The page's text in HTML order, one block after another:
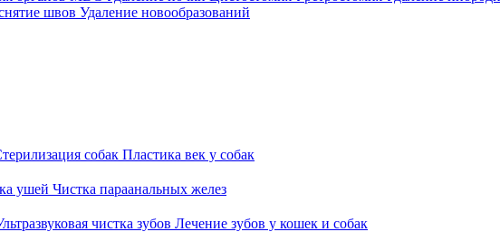
швов Удаление новообразований
собак Пластика век у собак
ушей Чистка параанальных желез
чистка зубов Лечение зубов у кошек и собак